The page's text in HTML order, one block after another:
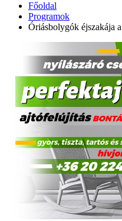
Főoldal
Programok
Óriásbolygók éjszakája